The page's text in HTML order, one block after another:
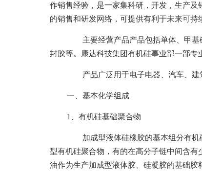
作销售经验，是一家集科研，开发，生产及
的销售和研发网络，可提供有利于未来可
主要经营产品产品包括单体、甲基
封胶等。康达科技集团有机硅事业部一部专
产品广泛用于电子电器、汽车、建
一、基本化学组成
1、有机硅基础聚合物
加成型液体硅橡胶的基本组分有机
型有机硅聚合物，有的在高分子链中间含
油作为生产加成型液体胶、硅凝胶的基础胶